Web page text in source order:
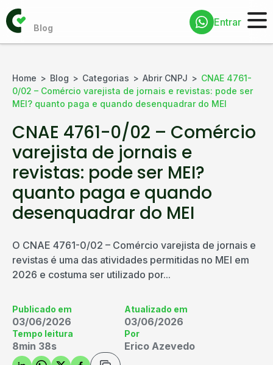
Entrar
Home Blog Categorias Abrir CNPJ
CNAE 4761-
0/02 – Comércio varejista de jornais e revistas: pode ser
MEI? quanto paga e quando desenquadrar do MEI
CNAE 4761-0/02 – Comércio
varejista de jornais e
revistas: pode ser MEI?
quanto paga e quando
desenquadrar do MEI
O CNAE 4761-0/02 – Comércio varejista de jornais e
revistas é uma das atividades permitidas no MEI em
2026 e costuma ser utilizado por...
Publicado em
03/06/2026
Atualizado em
03/06/2026
Tempo leitura
8min 38s
Por
Erico Azevedo